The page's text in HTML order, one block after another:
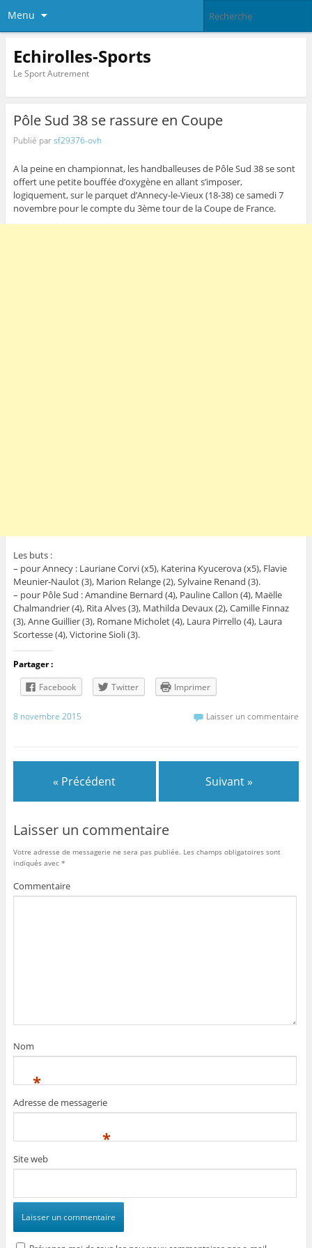
Menu
Echirolles-Sports
Le Sport Autrement
Pôle Sud 38 se rassure en Coupe
Publié parsf29376-ovh
A la peine en championnat, les handballeuses de Pôle Sud 38 se sont
offert une petite bouffée d’oxygène en allant s’imposer,
logiquement, sur le parquet d’Annecy-le-Vieux (18-38) ce samedi 7
novembre pour le compte du 3ème tour de la Coupe de France.
Les buts :
– pour Annecy : Lauriane Corvi (x5), Katerina Kyucerova (x5), Flavie
Meunier-Naulot (3), Marion Relange (2), Sylvaine Renand (3).
– pour Pôle Sud : Amandine Bernard (4), Pauline Callon (4), Maëlle
Chalmandrier (4), Rita Alves (3), Mathilda Devaux (2), Camille Finnaz
(3), Anne Guillier (3), Romane Micholet (4), Laura Pirrello (4), Laura
Scortesse (4), Victorine Sioli (3).
Partager :
Facebook
Twitter Imprimer
8 novembre 2015 Laisser un commentaire
« Précédent Suivant »
Laisser un commentaire
Votre adresse de messagerie ne sera pas publiée. Les champs obligatoires sont
indiqués avec *
Commentaire
Nom
*
Adresse de messagerie
*
Site web